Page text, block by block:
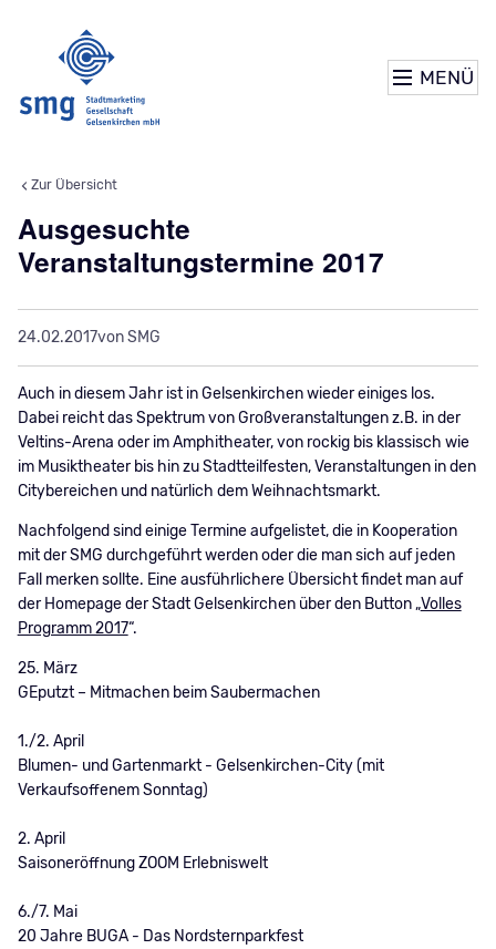
MENÜ
Ausgesuchte
Veranstaltungstermine 2017
24.02.2017von SMG
Auch in diesem Jahr ist in Gelsenkirchen wieder einiges los.
Dabei reicht das Spektrum von Großveranstaltungen z.B. in der
Veltins-Arena oder im Amphitheater, von rockig bis klassisch wie
im Musiktheater bis hin zu Stadtteilfesten, Veranstaltungen in den
Citybereichen und natürlich dem Weihnachtsmarkt.
Nachfolgend sind einige Termine aufgelistet, die in Kooperation
mit der SMG durchgeführt werden oder die man sich auf jeden
Fall merken sollte. Eine ausführlichere Übersicht findet man auf
der Homepage der Stadt Gelsenkirchen über den Button „Volles
Programm 2017“.
25. März
GEputzt – Mitmachen beim Saubermachen
1./2. April
Blumen- und Gartenmarkt - Gelsenkirchen-City (mit
Verkaufsoffenem Sonntag)
2. April
Saisoneröffnung ZOOM Erlebniswelt
6./7. Mai
20 Jahre BUGA - Das Nordsternparkfest
Zur Übersicht